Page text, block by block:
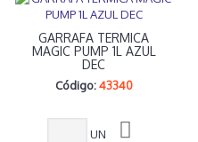
GARRAFA TERMICA
MAGIC PUMP 1L AZUL
DEC
Código: 43340
UN